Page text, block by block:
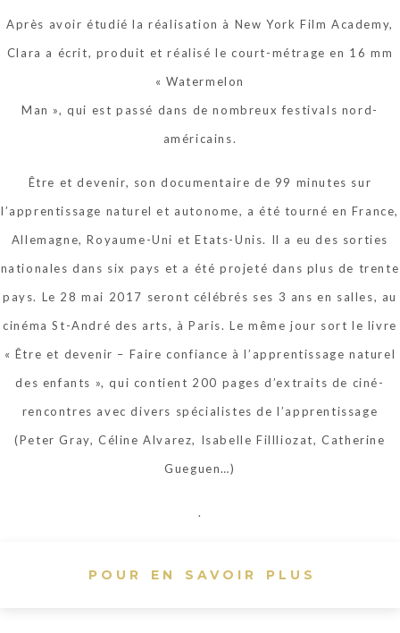
Après avoir étudié la réalisation à New York Film Academy,
Clara a écrit, produit et réalisé le court-métrage en 16 mm
« Watermelon
Man », qui est passé dans de nombreux festivals nord-
américains.
Être et devenir, son documentaire de 99 minutes sur
l’apprentissage naturel et autonome, a été tourné en France,
Allemagne, Royaume-Uni et Etats-Unis. Il a eu des sorties
nationales dans six pays et a été projeté dans plus de trente
pays. Le 28 mai 2017 seront célébrés ses 3 ans en salles, au
cinéma St-André des arts, à Paris. Le même jour sort le livre
« Être et devenir – Faire confiance à l’apprentissage naturel
des enfants », qui contient 200 pages d’extraits de ciné-
rencontres avec divers spécialistes de l’apprentissage
(Peter Gray, Céline Alvarez, Isabelle Fillliozat, Catherine
Gueguen…)
.
POUR EN SAVOIR PLUS